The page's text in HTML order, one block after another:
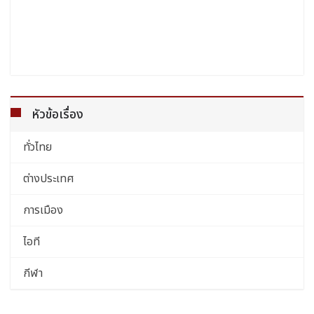
หัวข้อเรื่อง
ทั่วไทย
ต่างประเทศ
การเมือง
ไอที
กีฬา